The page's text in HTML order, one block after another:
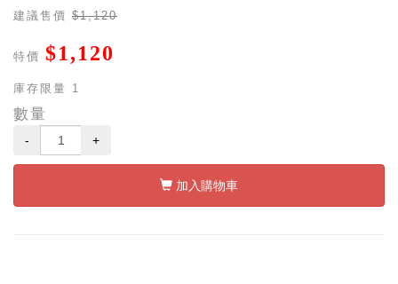
建議售價 $1,120
特價 $1,120
庫存限量 1
數量
- +
加入購物車